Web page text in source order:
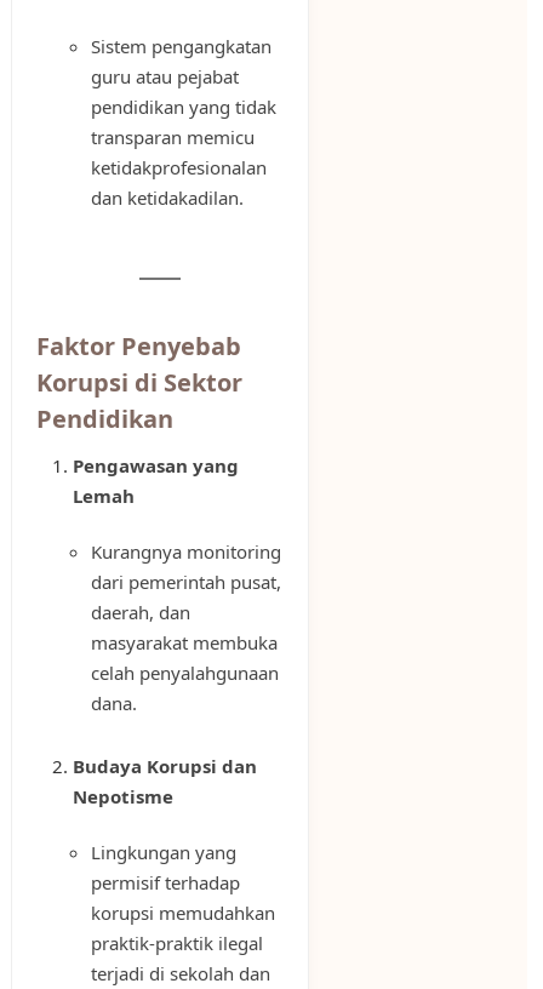
Sistem pengangkatan
guru atau pejabat
pendidikan yang tidak
transparan memicu
ketidakprofesionalan
dan ketidakadilan.
Faktor Penyebab
Korupsi di Sektor
Pendidikan
Pengawasan yang
Lemah
Kurangnya monitoring
dari pemerintah pusat,
daerah, dan
masyarakat membuka
celah penyalahgunaan
dana.
Budaya Korupsi dan
Nepotisme
Lingkungan yang
permisif terhadap
korupsi memudahkan
praktik-praktik ilegal
terjadi di sekolah dan